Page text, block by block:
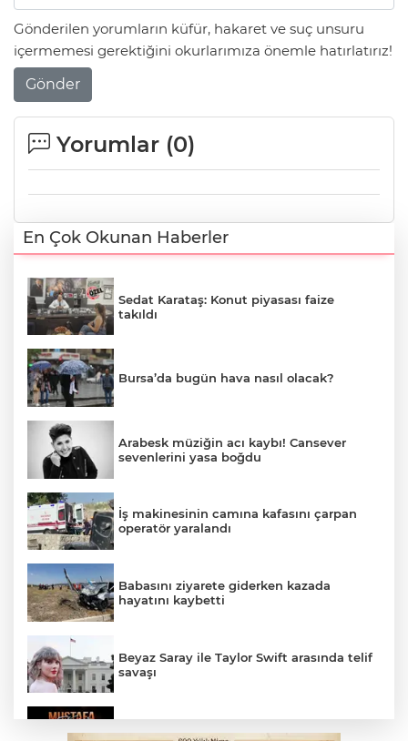
Gönderilen yorumların küfür, hakaret ve suç unsuru
içermemesi gerektiğini okurlarımıza önemle hatırlatırız!
Gönder
Yorumlar (0)
En Çok Okunan Haberler
Sedat Karataş: Konut piyasası faize
takıldı
Bursa’da bugün hava nasıl olacak?
Arabesk müziğin acı kaybı! Cansever
sevenlerini yasa boğdu
İş makinesinin camına kafasını çarpan
operatör yaralandı
Babasını ziyarete giderken kazada
hayatını kaybetti
Beyaz Saray ile Taylor Swift arasında telif
savaşı